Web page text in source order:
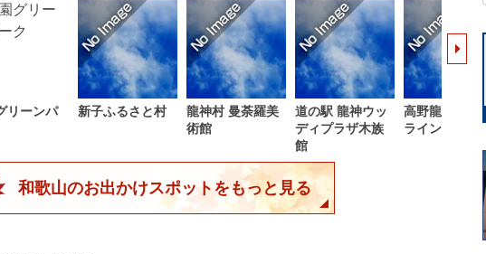
リーンパ
新子ふるさと村
龍神村 曼荼羅美
術館
道の駅 龍神ウッ
ディプラザ木族
館
高野龍神スカイ
ライン
和歌山のお出かけスポットをもっと見る